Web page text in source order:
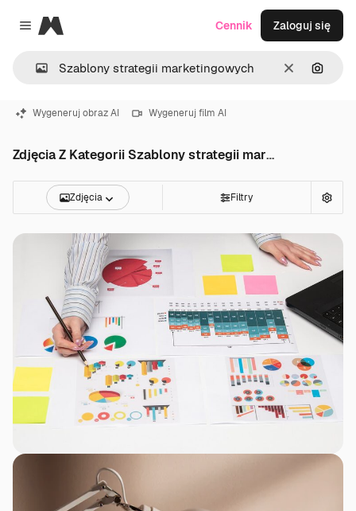
Close menu
Magnific
WyczyśćSzukaj
Cennik Zaloguj się
Wygeneruj obraz AI Wygeneruj film AI
Zdjęcia Z Kategorii Szablony strategii marketingowych
Zdjęcia Filtry